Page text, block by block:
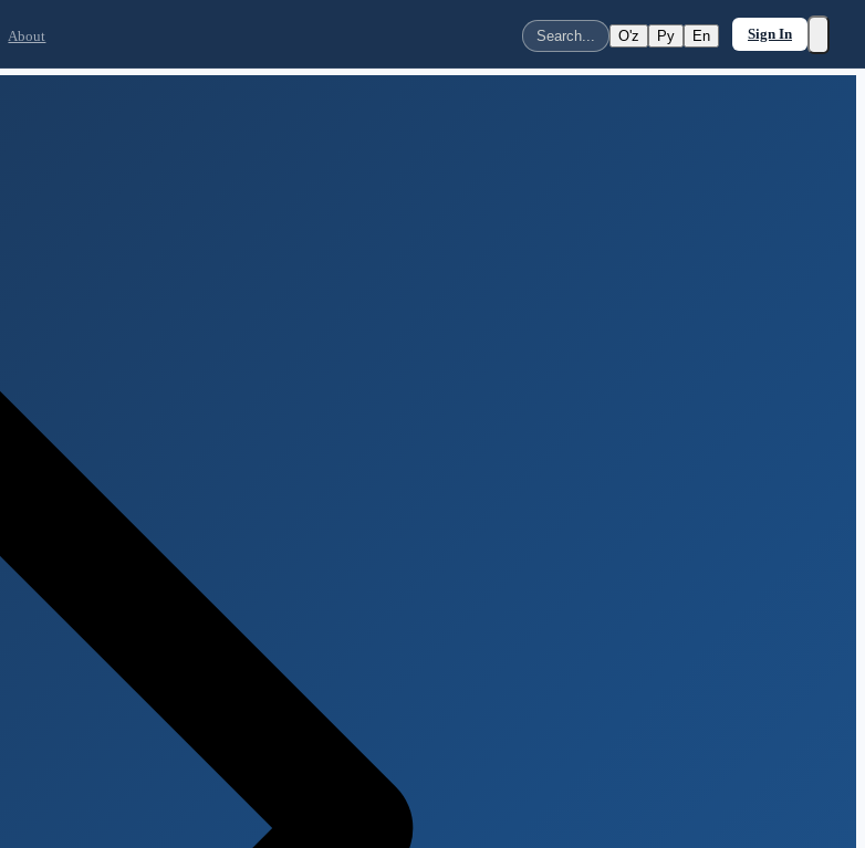
About Search... O'z Ру En Sign In